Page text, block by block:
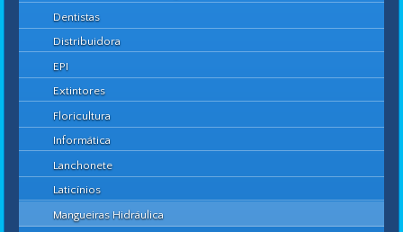
Dentistas
Distribuidora
EPI
Extintores
Floricultura
Informática
Lanchonete
Laticínios
Mangueiras Hidráulica